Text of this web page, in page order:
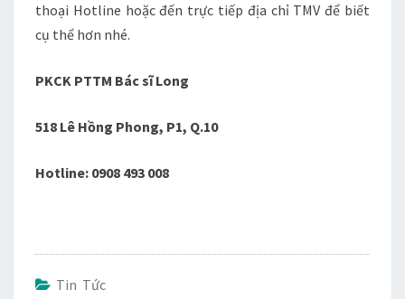
thoại Hotline hoặc đến trực tiếp địa chỉ TMV để biết
cụ thể hơn nhé.
PKCK PTTM Bác sĩ Long
518 Lê Hồng Phong, P1, Q.10
Hotline: 0908 493 008
Tin Tức